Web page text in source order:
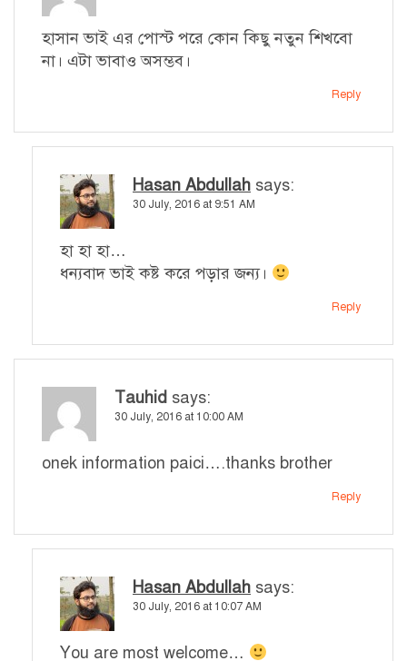
হাসান ভাই এর পোস্ট পরে কোন কিছু নতুন শিখবো
না। এটা ভাবাও অসম্ভব।
Reply
Hasan Abdullah says:
30 July, 2016 at 9:51 AM
হা হা হা…
ধন্যবাদ ভাই কষ্ট করে পড়ার জন্য।
Reply
Tauhid says:
30 July, 2016 at 10:00 AM
onek information paici….thanks brother
Reply
Hasan Abdullah says:
30 July, 2016 at 10:07 AM
You are most welcome…